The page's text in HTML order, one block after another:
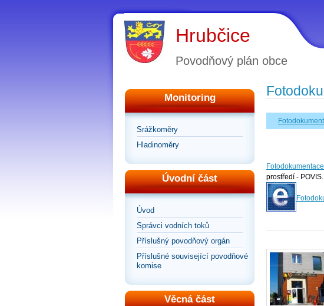
Hrubčice
Povodňový plán obce
Monitoring
Srážkoměry
Hladinoměry
Úvodní část
Úvod
Správci vodních toků
Příslušný povodňový orgán
Příslušné související povodňové
komise
Věcná část
Fotodokumentace
prostředí - POVIS.